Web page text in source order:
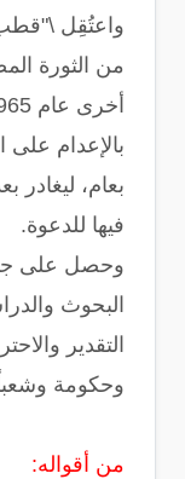
واعتُقِل
بالإعدام
بعام، ليغادر
فيها للدعوة.
وحصل على
البحوث
التقدير
وحكومة
من أقواله: